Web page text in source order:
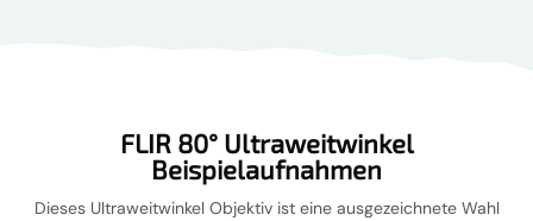
FLIR 80° Ultraweitwinkel
Beispielaufnahmen
Dieses Ultraweitwinkel Objektiv ist eine ausgezeichnete Wahl